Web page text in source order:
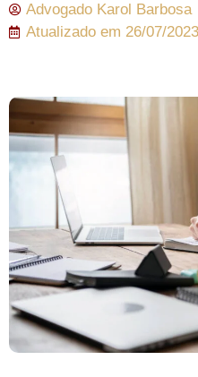
Advogado Karol Barbosa
Atualizado em 26/07/2023